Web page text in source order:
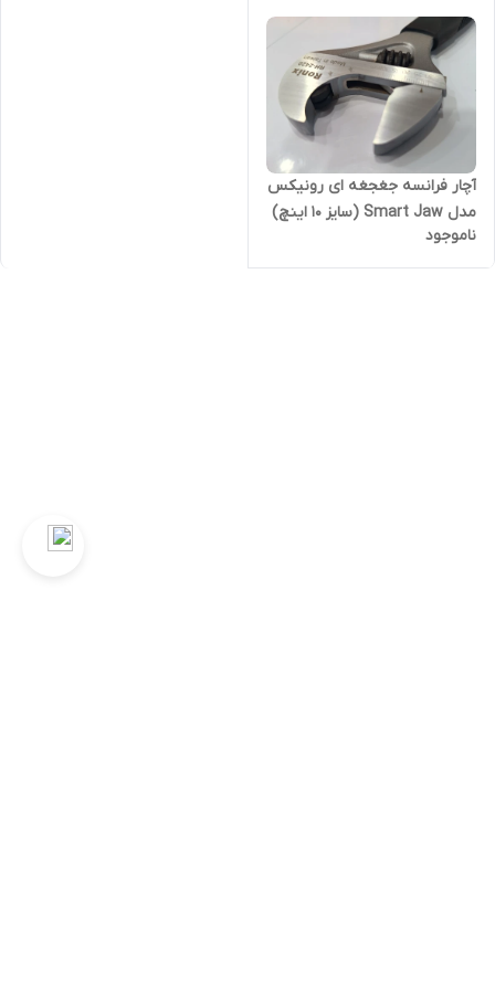
آچار فرانسه جغجغه ای رونیکس
مدل Smart Jaw (سایز 10 اینچ)
(قسطی)
ناموجود